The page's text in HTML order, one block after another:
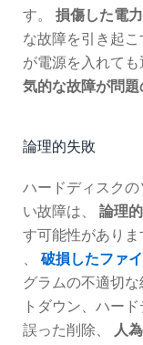
す。 損傷した電
な故障を引き起
が電源を入れて
気的な故障が問題
論理的失敗
ハードディスク
い故障は、 論理
す可能性がありま
破損したファ
グラムの不適切
トダウン、ハー
誤った削除、
人